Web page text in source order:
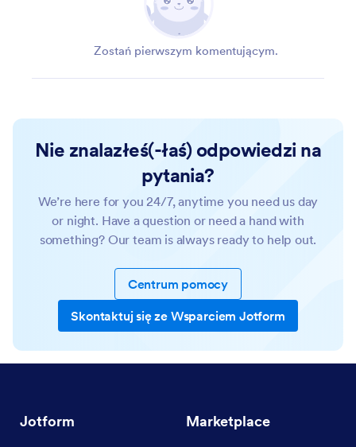
Zostań pierwszym komentującym.
Nie znalazłeś(-łaś) odpowiedzi na
pytania?
We’re here for you 24/7, anytime you need us day
or night. Have a question or need a hand with
something? Our team is always ready to help out.
Centrum pomocy
Skontaktuj się ze Wsparciem Jotform
Jotform Marketplace